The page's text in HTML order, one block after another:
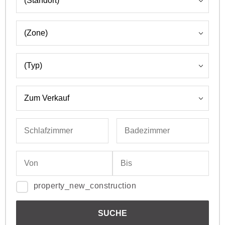
property_new_construction